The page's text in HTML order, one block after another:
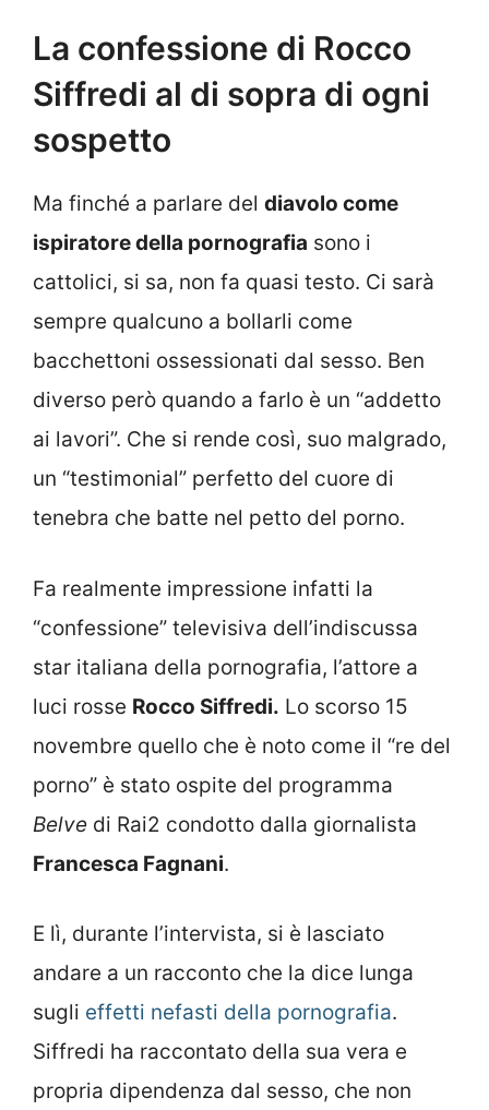
La confessione di Rocco
Siffredi al di sopra di ogni
sospetto
Ma finché a parlare del diavolo come
ispiratore della pornografia sono i
cattolici, si sa, non fa quasi testo. Ci sarà
sempre qualcuno a bollarli come
bacchettoni ossessionati dal sesso. Ben
diverso però quando a farlo è un “addetto
ai lavori”. Che si rende così, suo malgrado,
un “testimonial” perfetto del cuore di
tenebra che batte nel petto del porno.
Fa realmente impressione infatti la
“confessione” televisiva dell’indiscussa
star italiana della pornografia, l’attore a
luci rosse Rocco Siffredi. Lo scorso 15
novembre quello che è noto come il “re del
porno” è stato ospite del programma
Belve di Rai2 condotto dalla giornalista
Francesca Fagnani.
E lì, durante l’intervista, si è lasciato
andare a un racconto che la dice lunga
sugli effetti nefasti della pornografia.
Siffredi ha raccontato della sua vera e
propria dipendenza dal sesso, che non